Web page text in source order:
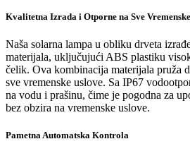
Kvalitetna Izrada i Otporne na Sve
Naša solarna lampa u obliku drveta
materijala, uključujući ABS plastiku
čelik. Ova kombinacija materijala pruža
sve vremenske uslove. Sa IP67
na vodu i prašinu, čime je pogodna za
bez obzira na vremenske uslove.
Pametna Automatska Kontrola